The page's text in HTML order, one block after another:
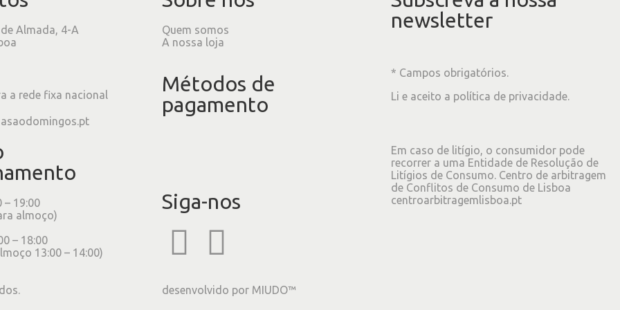
Almada, 4-A
a rede fixa nacional
– 19:00
almoço)
– 18:00
13:00 – 14:00)
Quem somos
A nossa loja
Métodos de
pagamento
Siga-nos
newsletter
* Campos obrigatórios.
Li e aceito a política de privacidade.
Em caso de litígio, o consumidor pode
recorrer a uma Entidade de Resolução de
Litígios de Consumo. Centro de arbitragem
de Conflitos de Consumo de Lisboa
centroarbitragemlisboa.pt
desenvolvido por MIUDO™